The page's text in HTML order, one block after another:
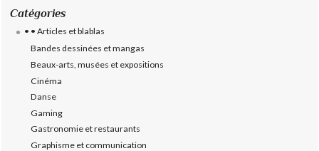
Catégories
• • Articles et blablas
Bandes dessinées et mangas
Beaux-arts, musées et expositions
Cinéma
Danse
Gaming
Gastronomie et restaurants
Graphisme et communication